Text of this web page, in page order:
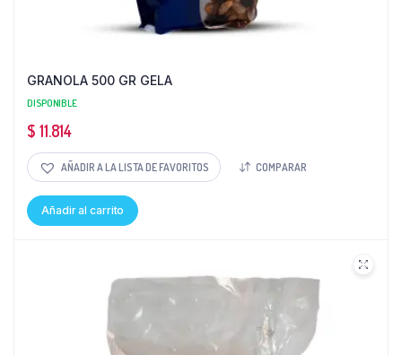
GRANOLA 500 GR GELA
DISPONIBLE
$ 11.814
AÑADIR A LA LISTA DE FAVORITOS COMPARAR
Añadir al carrito